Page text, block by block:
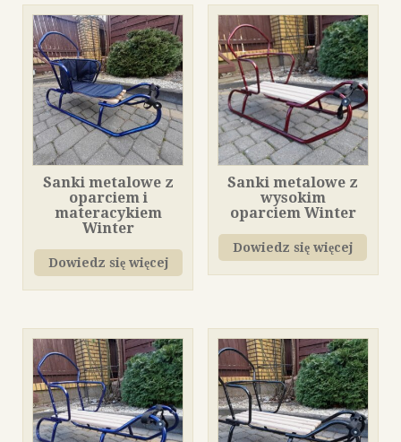
Sanki metalowe z
oparciem i
materacykiem
Winter
Dowiedz się więcej
Sanki metalowe z
wysokim
oparciem Winter
Dowiedz się więcej